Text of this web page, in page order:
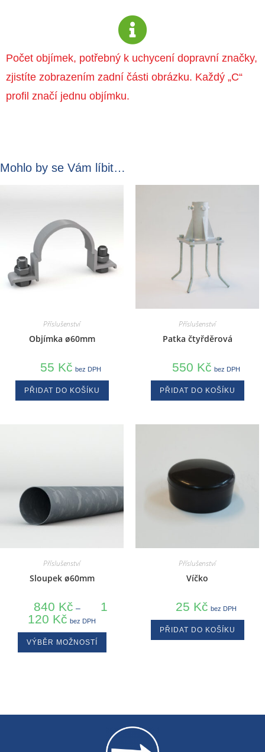
Počet objímek, potřebný k uchycení dopravní značky,
zjistíte zobrazením zadní části obrázku. Každý „C“
profil značí jednu objímku.
Mohlo by se Vám líbit…
Příslušenství
Objímka ø60mm
55 Kč bez DPH
PŘIDAT DO KOŠÍKU
Příslušenství
Patka čtyřděrová
550 Kč bez DPH
PŘIDAT DO KOŠÍKU
Příslušenství
Sloupek ø60mm
840 Kč –
1
120 Kč bez DPH
VÝBĚR MOŽNOSTÍ
Příslušenství
Víčko
25 Kč bez DPH
PŘIDAT DO KOŠÍKU